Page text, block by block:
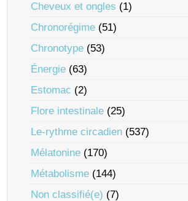
Cheveux et ongles (1)
Chronorégime (51)
Chronotype (53)
Énergie (63)
Estomac (2)
Flore intestinale (25)
Le-rythme circadien (537)
Mélatonine (170)
Métabolisme (144)
Non classifié(e) (7)